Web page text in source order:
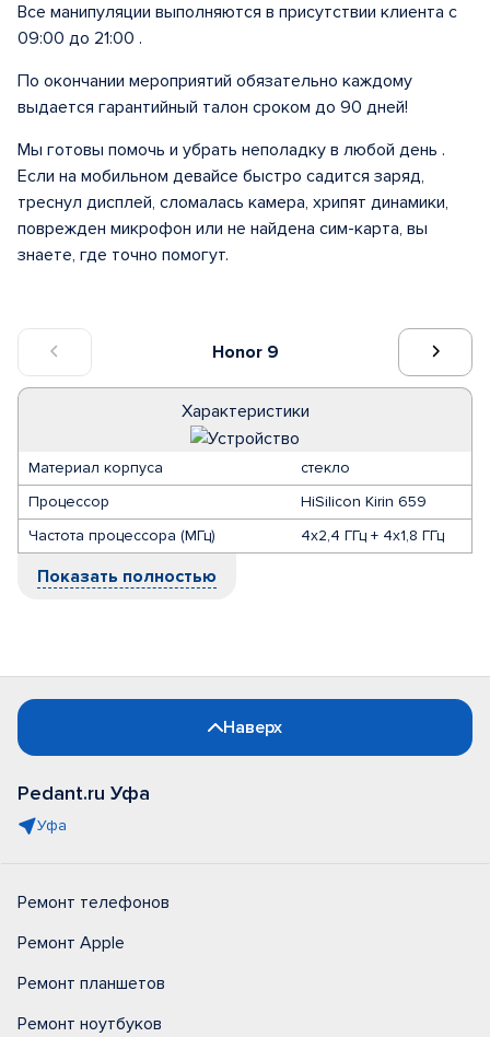
Honor 9
Характеристики
Материал корпуса
стекло
Процессор
HiSilicon Kirin 659
Частота процессора (МГц)
4х2,4 ГГц + 4х1,8 ГГц
Показать полностью
Все манипуляции выполняются в присутствии клиента с
09:00 до 21:00 .
По окончании мероприятий обязательно каждому
выдается гарантийный талон сроком до 90 дней!
Мы готовы помочь и убрать неполадку в любой день .
Если на мобильном девайсе быстро садится заряд,
треснул дисплей, сломалась камера, хрипят динамики,
поврежден микрофон или не найдена сим-карта, вы
знаете, где точно помогут.
Наверх
Pedant.ru Уфа
Уфа
Ремонт телефонов
Ремонт Apple
Ремонт планшетов
Ремонт ноутбуков